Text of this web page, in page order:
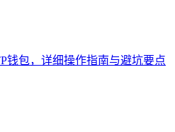
钱包，详细操作指南与避坑要点